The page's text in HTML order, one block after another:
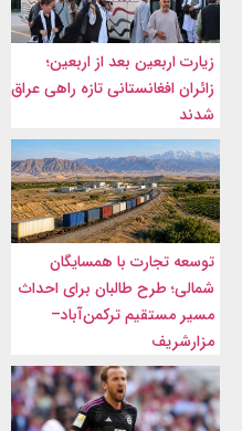
زیارت اربعین بعد از اربعین؛
زائران افغانستانی تازه راهی عراق
شدند
توسعه تجارت با همسایگان
شمالی؛ طرح طالبان برای احداث
مسیر مستقیم ترکمن‌آباد–
مزارشریف